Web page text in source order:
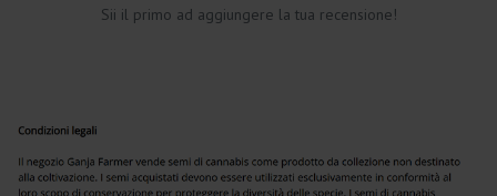
Sii il primo ad aggiungere la tua recensione!